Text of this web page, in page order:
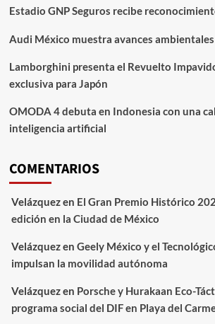
Estadio GNP Seguros recibe
Audi México muestra avances
Lamborghini presenta el Revuelto
exclusiva para Japón
OMODA 4 debuta en Indonesia con una
inteligencia artificial
COMENTARIOS
Velázquezen El Gran Premio Histórico
edición en la Ciudad de México
Velázquezen Geely México y el
impulsan la movilidad autónoma
Velázquezen Porsche y Hurakaan Eco-
programa social del DIF en Playa del